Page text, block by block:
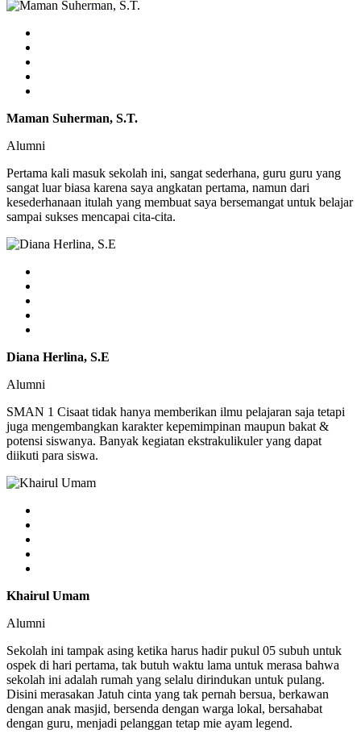
Maman Suherman, S.T.
Alumni
Pertama kali masuk sekolah ini, sangat sederhana, guru guru yang
sangat luar biasa karena saya angkatan pertama, namun dari
kesederhanaan itulah yang membuat saya bersemangat untuk belajar
sampai sukses mencapai cita-cita.
Diana Herlina, S.E
Alumni
SMAN 1 Cisaat tidak hanya memberikan ilmu pelajaran saja tetapi
juga mengembangkan karakter kepemimpinan maupun bakat &
potensi siswanya. Banyak kegiatan ekstrakulikuler yang dapat
diikuti para siswa.
Khairul Umam
Alumni
Sekolah ini tampak asing ketika harus hadir pukul 05 subuh untuk
ospek di hari pertama, tak butuh waktu lama untuk merasa bahwa
sekolah ini adalah rumah yang selalu dirindukan untuk pulang.
Disini merasakan Jatuh cinta yang tak pernah bersua, berkawan
dengan anak masjid, bersenda dengan warga lokal, bersahabat
dengan guru, menjadi pelanggan tetap mie ayam legend.